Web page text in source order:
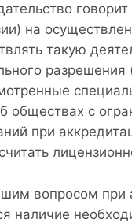
на
такую
разрешения
обществах с
при
вопросом при
наличие